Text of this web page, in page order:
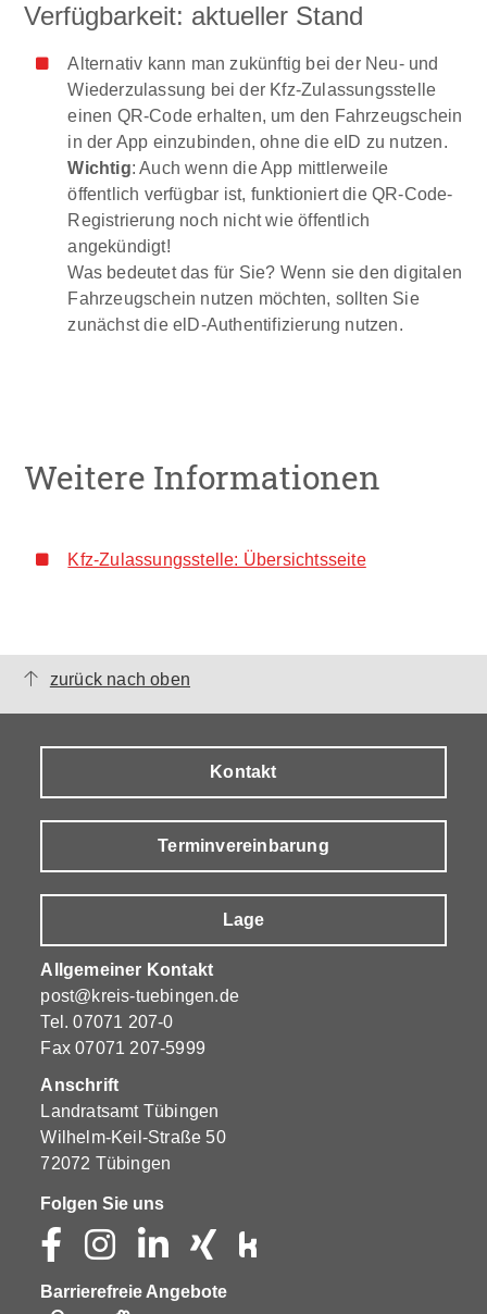
Verfügbarkeit: aktueller Stand
Alternativ kann man zukünftig bei der Neu- und
Wiederzulassung bei der Kfz-Zulassungsstelle
einen QR-Code erhalten, um den Fahrzeugschein
in der App einzubinden, ohne die eID zu nutzen.
Wichtig: Auch wenn die App mittlerweile
öffentlich verfügbar ist, funktioniert die QR-Code-
Registrierung noch nicht wie öffentlich
angekündigt!
Was bedeutet das für Sie? Wenn sie den digitalen
Fahrzeugschein nutzen möchten, sollten Sie
zunächst die elD-Authentifizierung nutzen.
Weitere Informationen
Kfz-Zulassungsstelle: Übersichtsseite
zurück nach oben
Kontakt
Terminvereinbarung
Lage
Allgemeiner Kontakt
post@kreis-tuebingen.de
Tel.07071 207-0
Fax 07071 207-5999
Anschrift
Landratsamt Tübingen
Wilhelm-Keil-Straße 50
72072 Tübingen
Folgen Sie uns
Barrierefreie Angebote